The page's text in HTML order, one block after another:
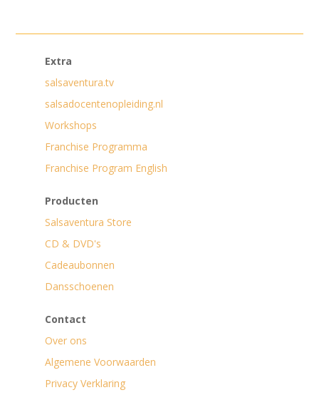
Extra
salsaventura.tv
salsadocentenopleiding.nl
Workshops
Franchise Programma
Franchise Program English
Producten
Salsaventura Store
CD & DVD's
Cadeaubonnen
Dansschoenen
Contact
Over ons
Algemene Voorwaarden
Privacy Verklaring